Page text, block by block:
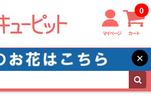
マイページ カート
0
×